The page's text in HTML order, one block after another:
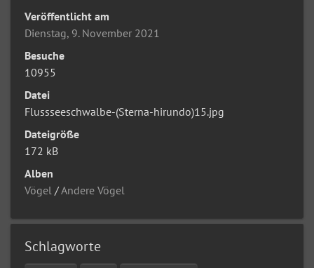
Veröffentlicht am
Dienstag, 9. November 2021
Besuche
10955
Datei
Flussseeschwalbe-(Sterna-hirundo)15.jpg
Dateigröße
172 kB
Alben
Vögel /Andere Vögel
Schlagworte